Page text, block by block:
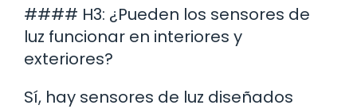
#### H3: ¿Pueden los sensores de
luz funcionar en interiores y
exteriores?
Sí, hay sensores de luz diseñados